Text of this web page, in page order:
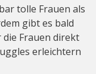
tolle Frauen als
gibt es bald
Frauen direkt
erleichtern